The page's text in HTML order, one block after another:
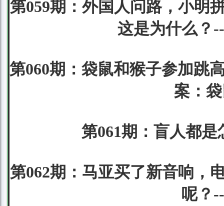
第059期：外国人问路，小明
这是为什么？
第060期：袋鼠和猴子参加跳
案：
第061期：盲人都
第062期：马亚买了新音响，
呢？